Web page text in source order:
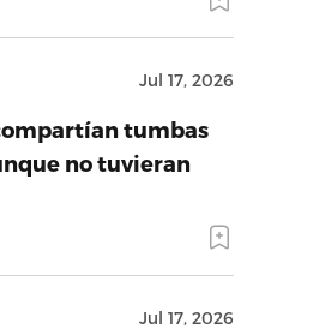
Jul 17, 2026
tumbas
no tuvieran
Jul 17, 2026